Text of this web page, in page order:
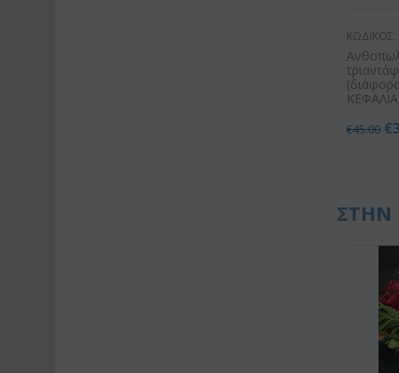
ΚΩΔΙΚΟΣ:
€45.00 €
ΣΤΗΝ